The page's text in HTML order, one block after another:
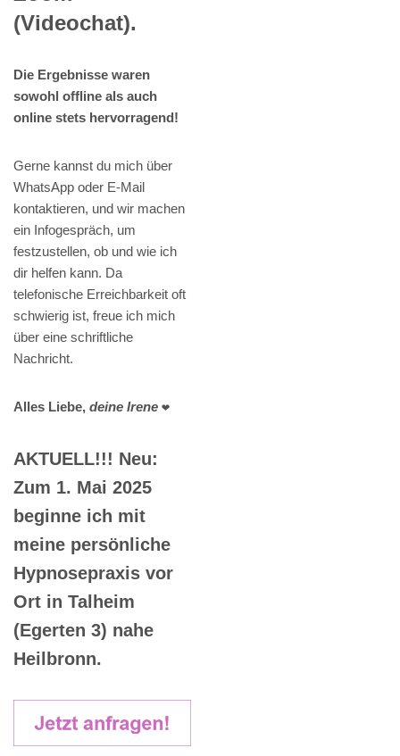
(Videochat).
Die Ergebnisse waren
sowohl offline als auch
online stets hervorragend!
Gerne kannst du mich über
WhatsApp oder E-Mail
kontaktieren, und wir machen
ein Infogespräch, um
festzustellen, ob und wie ich
dir helfen kann. Da
telefonische Erreichbarkeit oft
schwierig ist, freue ich mich
über eine schriftliche
Nachricht.
Alles Liebe, deine Irene ❤️
AKTUELL!!! Neu:
Zum 1. Mai 2025
beginne ich mit
meine persönliche
Hypnosepraxis vor
Ort in Talheim
(Egerten 3) nahe
Heilbronn.